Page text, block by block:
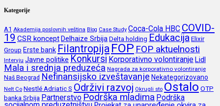
Kategorije
A1 Akademija poslovnih veština Blog Case Study Coca-Cola HBC COVID-
19 CSR konceptDelhaize Srbija Delta holding Edukacija Elixir
Group Erste bank Filantropija FOP FOP aktuelnosti
Intervju Javne politike Konkursi Korporativno volontiranjeLidl
Mala i srednja preduzeća Nagrada za korporativno volontiranje
Naš Beograd Nefinansijsko izveštavanje Nekategorizovano
Nelt Co Nestlé Adriatic S Održivi razvoj Okrugli sto Ostalo OTP
banka Srbija Partnerstvo Podrška mladima Podrška